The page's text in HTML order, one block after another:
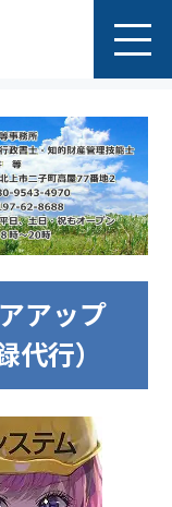
アップ
代行）